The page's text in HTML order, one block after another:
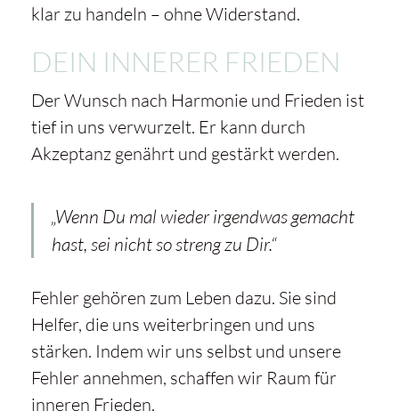
klar zu handeln – ohne Widerstand.
DEIN INNERER FRIEDEN
Der Wunsch nach Harmonie und Frieden ist
tief in uns verwurzelt. Er kann durch
Akzeptanz genährt und gestärkt werden.
„Wenn Du mal wieder irgendwas gemacht
hast, sei nicht so streng zu Dir.“
Fehler gehören zum Leben dazu. Sie sind
Helfer, die uns weiterbringen und uns
stärken. Indem wir uns selbst und unsere
Fehler annehmen, schaffen wir Raum für
inneren Frieden.